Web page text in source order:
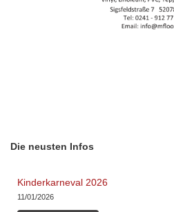
Die neusten Infos
Kinderkarneval 2026
11/01/2026